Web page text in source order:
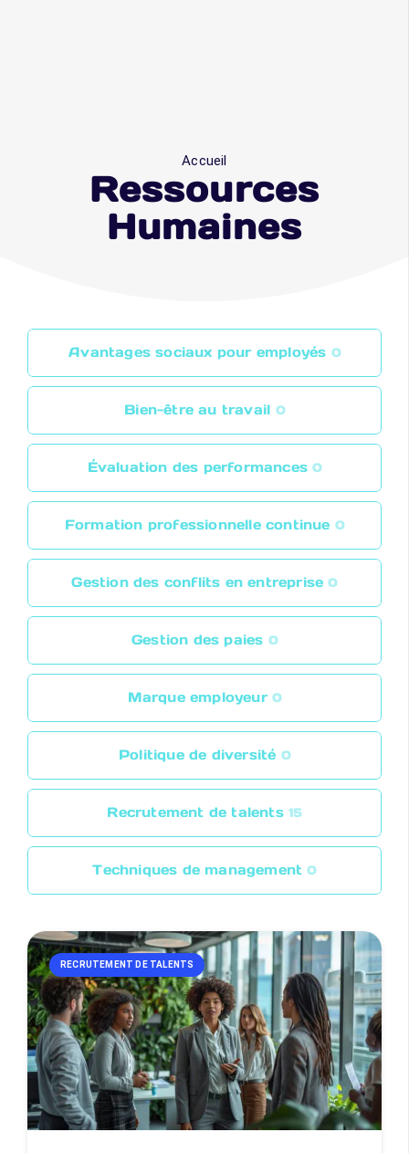
Accueil
Ressources
Humaines
Avantages sociaux pour employés 0
Bien-être au travail 0
Évaluation des performances0
Formation professionnelle continue 0
Gestion des conflits en entreprise0
Gestion des paies 0
Marque employeur0
Politique de diversité 0
Recrutement de talents15
Techniques de management0
RECRUTEMENT DE TALENTS